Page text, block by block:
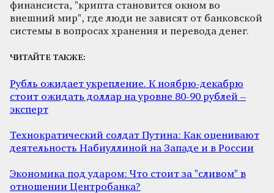
финансиста, "крипта становится окном во
внешний мир", где люди не зависят от банковской
системы в вопросах хранения и перевода денег.
ЧИТАЙТЕ ТАКЖЕ:
Рубль ожидает укрепление. К ноябрю-декабрю
стоит ожидать доллар на уровне 80-90 рублей –
эксперт
Технократический солдат Путина: Как оценивают
деятельность Набиуллиной на Западе и в России
Экономика под ударом: Что стоит за "сливом" в
отношении Центробанка?